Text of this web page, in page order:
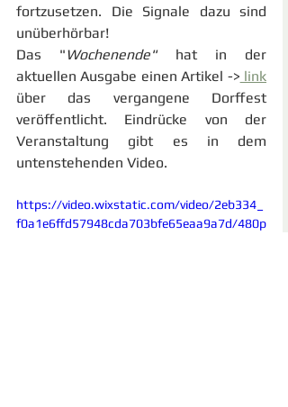
fortzusetzen. Die Signale dazu sind
unüberhörbar!
Das "Wochenende" hat in der
aktuellen Ausgabe einen Artikel -> link
über das vergangene Dorffest
veröffentlicht. Eindrücke von der
Veranstaltung gibt es in dem
untenstehenden Video.
https://video.wixstatic.com/video/2eb334_
f0a1e6ffd57948cda703bfe65eaa9a7d/480p